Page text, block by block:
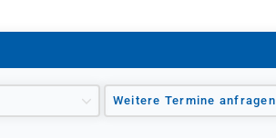
Weitere Termine anfragen